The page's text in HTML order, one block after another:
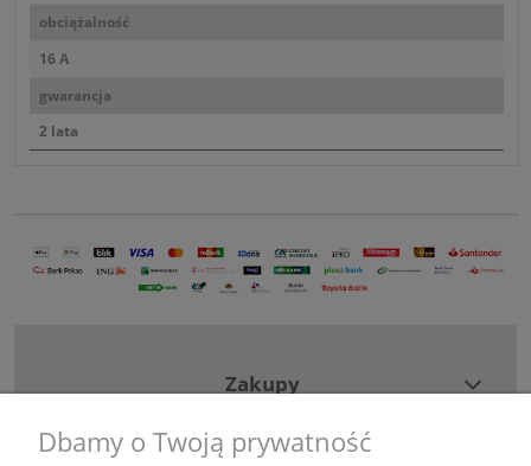
obciążalność
16 A
gwarancja
2 lata
Zakupy
Pomoc
Dbamy o Twoją prywatność